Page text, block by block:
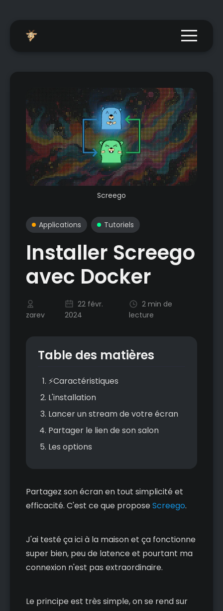
Menu
Screego
Applications Tutoriels
Installer Screego
avec Docker
zarev
22 févr.
2024
2 min de
lecture
Table des matières
⚡Caractéristiques
L'installation
Lancer un stream de votre écran
Partager le lien de son salon
Les options
Partagez son écran en tout simplicité et
efficacité. C'est ce que propose Screego.
J'ai testé ça ici à la maison et ça fonctionne
super bien, peu de latence et pourtant ma
connexion n'est pas extraordinaire.
Le principe est très simple, on se rend sur